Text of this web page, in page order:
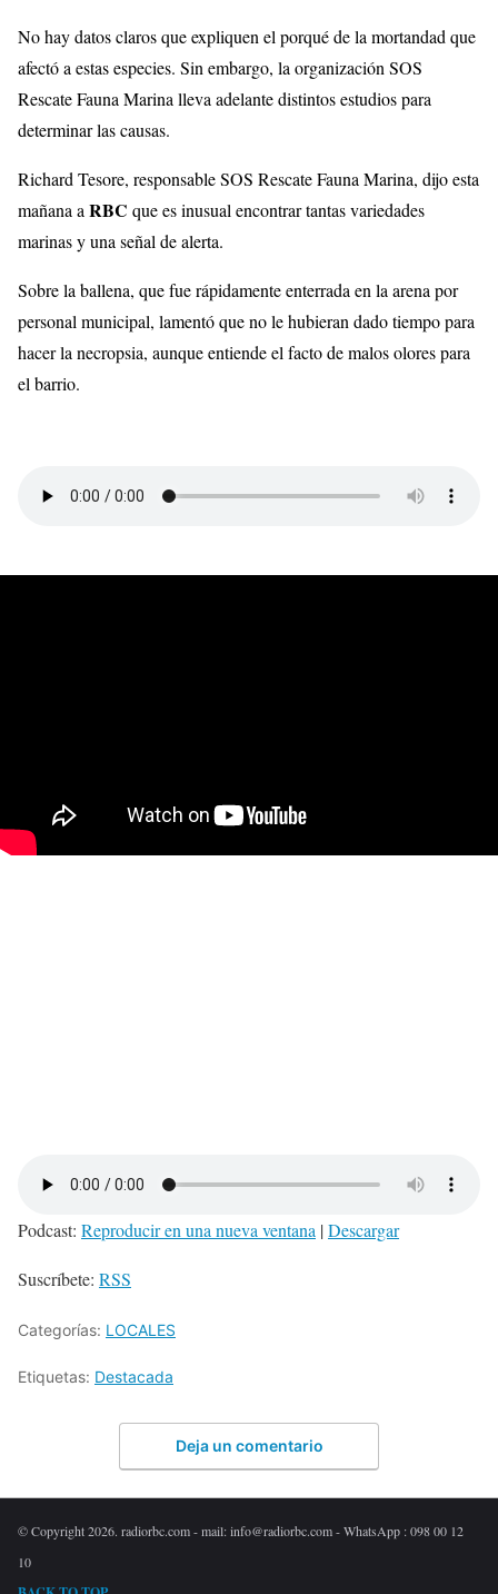
No hay datos claros que expliquen el porqué de la mortandad que
afectó a estas especies. Sin embargo, la organización SOS
Rescate Fauna Marina lleva adelante distintos estudios para
determinar las causas.
Richard Tesore, responsable SOS Rescate Fauna Marina, dijo esta
mañana a RBC que es inusual encontrar tantas variedades
marinas y una señal de alerta.
Sobre la ballena, que fue rápidamente enterrada en la arena por
personal municipal, lamentó que no le hubieran dado tiempo para
hacer la necropsia, aunque entiende el facto de malos olores para
el barrio.
Podcast: Reproducir en una nueva ventana |Descargar
Suscríbete: RSS
Categorías: LOCALES
Etiquetas: Destacada
Deja un comentario
© Copyright 2026. radiorbc.com - mail: info@radiorbc.com - WhatsApp : 098 00 12
10